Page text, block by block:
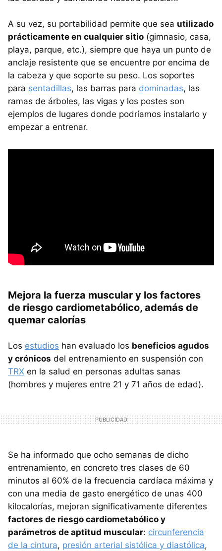
A su vez, su portabilidad permite que sea utilizado
prácticamente en cualquier sitio (gimnasio, casa,
playa, parque, etc.), siempre que haya un punto de
anclaje resistente que se encuentre por encima de
la cabeza y que soporte su peso. Los soportes
para sentadillas, las barras para dominadas, las
ramas de árboles, las vigas y los postes son
ejemplos de lugares donde podríamos instalarlo y
empezar a entrenar.
Mejora la fuerza muscular y los factores
de riesgo cardiometabólico, además de
quemar calorías
Los estudios han evaluado los beneficios agudos
y crónicos del entrenamiento en suspensión con
TRX en la salud en personas adultas sanas
(hombres y mujeres entre 21 y 71 años de edad).
Se ha informado que ocho semanas de dicho
entrenamiento, en concreto tres clases de 60
minutos al 60% de la frecuencia cardíaca máxima y
con una media de gasto energético de unas 400
kilocalorías, mejoran significativamente diferentes
factores de riesgo cardiometabólico y
parámetros de aptitud muscular: circunferencia
de la cintura, presión arterial sistólica y diastólica,